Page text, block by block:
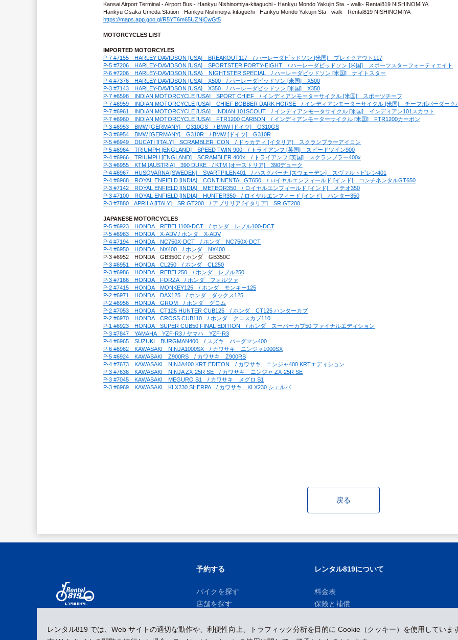
Kansai Airport Terminal - Airport Bus - Hankyu Nishinomiya-kitaguchi - Hankyu Mondo Yakujin Sta. - walk- Rental819 NISHINOMIYA
Hankyu Osaka Umeda Station - Hankyu Nishinoiya-kitaguchi - Hankyu Mondo Yakujin Sta - walk - Rental819 NISHINOMIYA
https://maps.app.goo.gl/R5YT6m65UZNjCwGt5
MOTORCYCLES LIST
IMPORTED MOTORCYLES
P-7 #7155　HARLEY-DAVIDSON [USA]　BREAKOUT117　/ ハーレーダビッドソン [米国]　ブレイクアウト117
P-5 #7206　HARLEY-DAVIDSON [USA]　SPORTSTER FORTY-EIGHT　/ ハーレーダビッドソン [米国]　スポーツスターフォーティエイト
P-6 #7206　HARLEY-DAVIDSON [USA}　NIGHTSTER SPECIAL　/ ハーレーダビッドソン [米国]　ナイトスター
P-4 #7376　HARLEY-DAVIDSON [USA]　X500　/ ハーレーダビッドソン [米国]　X500
P-3 #7143　HARLEY-DAVIDSON [USA]　X350　/ ハーレーダビッドソン [米国]　X350
P-7 #6598　INDIAN MOTORCYCLE [USA]　SPORT CHIEF　/ インディアンモーターサイクル [米国]　スポーツチーフ
P-7 #6959　INDIAN MOTORCYCLE [USA]　CHIEF BOBBER DARK HORSE　/ インディアンモーターサイクル [米国]　チーフボバーダーク
P-7 #6961　INDIAN MOTORCYCLE [USA]　INDIAN 101SCOUT　/ インディアンモータサイクル [米国]　インディアン101スカウト
P-7 #6960　INDIAN MOTORCYCLE [USA]　FTR1200 CARBON　/ インディアンモーターサイクル [米国]　FTR1200カーボン
P-3 #6953　BMW [GERMANY]　G310GS　/ BMW [ドイツ]　G310GS
P-3 #6954　BMW [GERMANY]　G310R　/ BMW [ドイツ]　G310R
P-5 #6949　DUCATI [ITALY]　SCRAMBLER ICON　/ ドゥカティ [イタリア]　スクランブラーアイコン
P-5 #6964　TRIUMPH [ENGLAND]　SPEED TWIN 900　/ トライアンフ [英国]　スピードツイン900
P-4 #6966　TRIUMPH [ENGLAND]　SCRAMBLER 400x　/ トライアンフ [英国]　スクランブラー400x
P-3 #6955　KTM [AUSTRIA]　390 DUKE　/ KTM [オーストリア]　390デューク
P-4 #6967　HUSQVARNA [SWEDEN]　SVARTPILEN401　/ ハスクバーナ [スウェーデン]　スヴァルトピレン401
P-4 #6968　ROYAL ENFIELD [INDIA]　CONTINENTAL GT650　/ ロイヤルエンフィールド [インド]　コンチネンタルGT650
P-3 #7142　ROYAL ENFIELD [INDIA]　METEOR350　/ ロイヤルエンフィールド [インド]　メテオ350
P-3 #7100　ROYAL ENFIELD [INDIA]　HUNTER350　/ ロイヤルエンフィード [インド]　ハンター350
P-3 #7880　APRILA [ITALY]　SR GT200　/ アプリリア [イタリア]　SR GT200
JAPANESE MOTORCYCLES
P-5 #6923　HONDA　REBEL1100-DCT　/ ホンダ　レブル100-DCT
P-5 #6963　HONDA　X-ADV / ホンダ　X-ADV
P-4 #7194　HONDA　NC750X-DCT　/ ホンダ　NC750X-DCT
P-4 #6950　HONDA　NX400　/ ホンダ　NX400
P-3 #6952　HONDA　GB350C / ホンダ　GB350C
P-3 #6951　HONDA　CL250　/ ホンダ　CL250
P-3 #6986　HONDA　REBEL250　/ ホンダ　レブル250
P-3 #7166　HONDA　FORZA　/ ホンダ　フォルツァ
P-2 #7415　HONDA　MONKEY125　/ ホンダ　モンキー125
P-2 #6971　HONDA　DAX125　/ ホンダ　ダックス125
P-2 #6956　HONDA　GROM　/ ホンダ　グロム
P-2 #7053　HONDA　CT125 HUNTER CUB125　/ ホンダ　CT125 ハンターカブ
P-2 #6970　HONDA　CROSS CUB110　/ ホンダ　クロスカブ110
P-1 #6923　HONDA　SUPER CUB50 FINAL EDITION　/ ホンダ　スーパーカブ50 ファイナルエディション
P-3 #7847　YAMAHA　YZF-R3 / ヤマハ　YZF-R3
P-4 #6965　SUZUKI　BURGMAN400　/ スズキ　バーグマン400
P-6 #6962　KAWASAKI　NINJA1000SX　/ カワサキ　ニンジャ1000SX
P-5 #6924　KAWASAKI　Z900RS　/ カワサキ　Z900RS
P-4 #7673　KAWASAKI　NINJA400 KRT EDITON　/ カワサキ　ニンジャ400 KRTエディション
P-3 #7636　KAWASAKI　NINJA ZX-25R SE　/ カワサキ　ニンジャ ZX-25R SE
P-3 #7045　KAWASAKI　MEGURO S1　/ カワサキ　メグロ S1
P-3 #6969　KAWASAKI　KLX230 SHERPA　/ カワサキ　KLX230 シェルパ
戻る
レンタル819 では、Web サイトの適切な動作や、利便性向上、トラフィック分析を目的に Cookie（クッキー）を使用していま
予約する
バイクを探す
店舗を探す
レンタル819について
料金表
保険と補償